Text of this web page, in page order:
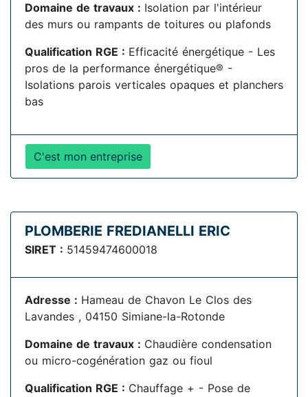
Domaine de travaux : Isolation par l'intérieur
des murs ou rampants de toitures ou plafonds
Qualification RGE : Efficacité énergétique - Les
pros de la performance énergétique® -
Isolations parois verticales opaques et planchers
bas
C'est mon entreprise
PLOMBERIE FREDIANELLI ERIC
SIRET : 51459474600018
Adresse : Hameau de Chavon Le Clos des
Lavandes , 04150 Simiane-la-Rotonde
Domaine de travaux : Chaudière condensation
ou micro-cogénération gaz ou fioul
Qualification RGE : Chauffage + - Pose de